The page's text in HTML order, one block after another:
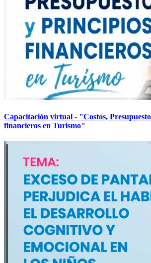
Capacitación virtual - "Costos,
financieros en Turismo"